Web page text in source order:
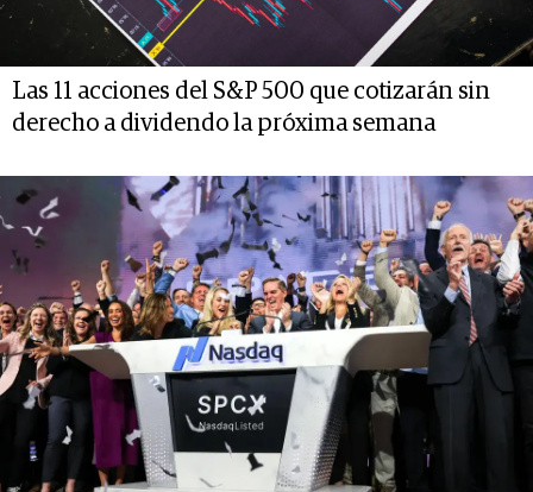
Las 11 acciones del S&P 500 que cotizarán sin
derecho a dividendo la próxima semana